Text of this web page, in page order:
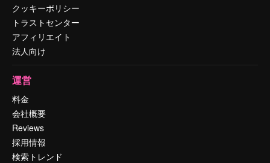
クッキーポリシー
トラストセンター
アフィリエイト
法人向け
運営
料金
会社概要
Reviews
採用情報
検索トレンド